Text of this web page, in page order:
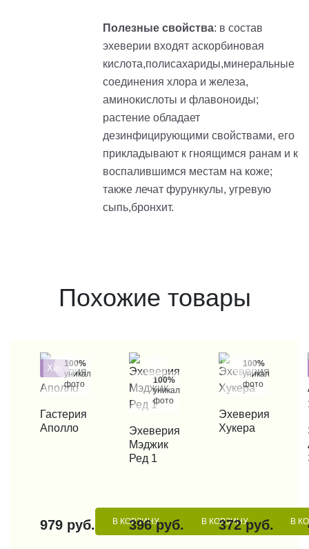
Полезные свойства: в состав
эхеверии входят аскорбиновая
кислота,полисахариды,минеральные
соединения хлора и железа,
аминокислоты и флавоноиды;
растение обладает
дезинфицирующими свойствами, его
прикладывают к гноящимся ранам и к
воспалившимся местам на коже;
также лечат фурункулы, угревую
сыпь,бронхит.
Похожие товары
Хит 100%
уникальные
фото
КУПИТЬ В 1 КЛИК
Гастерия
Аполло
979 руб. В КОРЗИНУ
100%
уникальные
фото
КУПИТЬ В 1 КЛИК
Эхеверия
Мэджик
Ред 1
396 руб. В КОРЗИНУ
100%
уникальные
фото
КУПИТЬ В 1 КЛИК
Эхеверия
Хукера
372 руб. В